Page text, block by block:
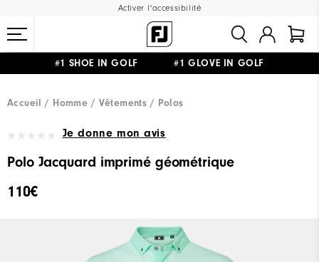
Activer l'accessibilité
#1 SHOE IN GOLF #1 GLOVE IN GOLF
Accueil
Homme Vêtements Polos
Je donne mon avis
Polo Jacquard imprimé géométrique
110€